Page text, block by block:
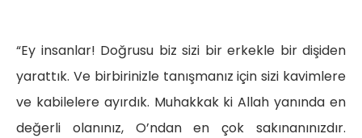
“Ey insanlar! Doğrusu biz sizi bir erkekle bir dişiden
yarattık. Ve birbirinizle tanışmanız için sizi kavimlere
ve kabilelere ayırdık. Muhakkak ki Allah yanında en
değerli olanınız, O’ndan en çok sakınanınızdır.